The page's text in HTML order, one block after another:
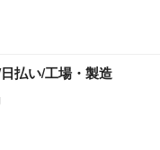
払い/工場・製造